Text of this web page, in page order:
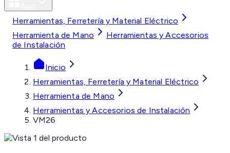
Herramientas, Ferretería y Material Eléctrico
Herramienta de Mano
Herramientas y Accesorios
de Instalación
Inicio
Herramientas, Ferretería y Material Eléctrico
Herramienta de Mano
Herramientas y Accesorios de Instalación
VM26